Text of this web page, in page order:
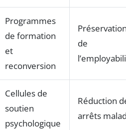
Programmes
de formation
et
reconversion
de
Cellules de
soutien
psychologique
Réduction
arrêts